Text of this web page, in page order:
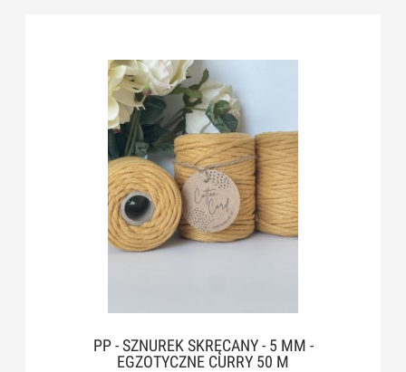
PP - SZNUREK SKRĘCANY - 5 MM -
EGZOTYCZNE CURRY 50 M